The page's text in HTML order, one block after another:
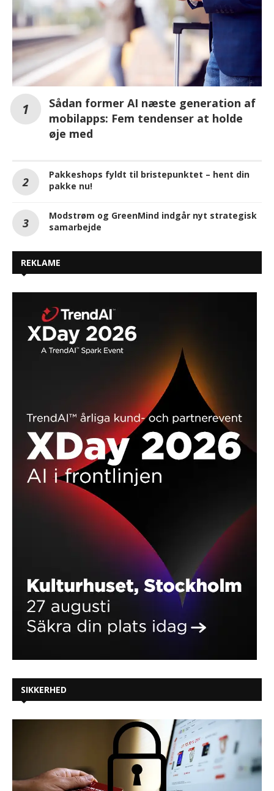
Sådan former AI næste generation af
mobilapps: Fem tendenser at holde
øje med
Pakkeshops fyldt til bristepunktet – hent din
pakke nu!
Modstrøm og GreenMind indgår nyt strategisk
samarbejde
REKLAME
SIKKERHED